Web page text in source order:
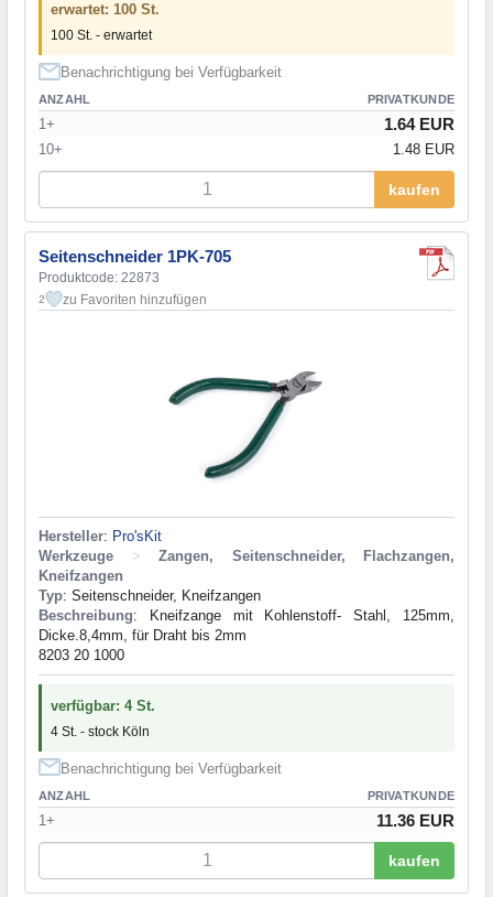
erwartet: 100 St.
100 St. - erwartet
Benachrichtigung bei Verfügbarkeit
ANZAHL PRIVATKUNDE
1+ 1.64 EUR
10+ 1.48 EUR
kaufen
Seitenschneider 1PK-705
Produktcode: 22873
2 zu Favoriten hinzufügen
Hersteller: Pro'sKit
Werkzeuge
>
Zangen, Seitenschneider, Flachzangen,
Kneifzangen
Typ: Seitenschneider, Kneifzangen
Beschreibung: Kneifzange mit Kohlenstoff- Stahl, 125mm,
Dicke.8,4mm, für Draht bis 2mm
8203 20 1000
verfügbar: 4 St.
4 St. - stock Köln
Benachrichtigung bei Verfügbarkeit
ANZAHL PRIVATKUNDE
1+ 11.36 EUR
kaufen